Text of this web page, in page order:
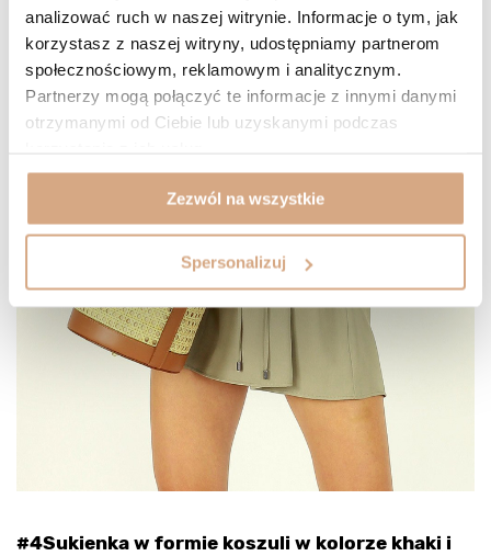
analizować ruch w naszej witrynie. Informacje o tym, jak
korzystasz z naszej witryny, udostępniamy partnerom
społecznościowym, reklamowym i analitycznym.
Partnerzy mogą połączyć te informacje z innymi danymi
otrzymanymi od Ciebie lub uzyskanymi podczas
Zezwól na wszystkie
Spersonalizuj
MARCO MAZZINI w kolorze beżowym cappuccino. Takie zestawienie
sprawi, że będziesz wyglądała wręcz nieziemsko i kobieco!
#4Sukienka w formie koszuli w kolorze khaki i